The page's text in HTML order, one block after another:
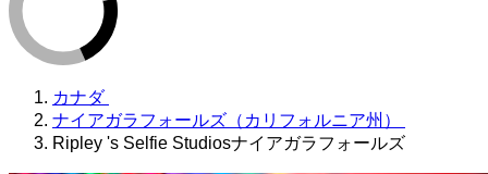
カナダ
ナイアガラフォールズ（カリフォルニア州）
Ripley 's Selfie Studiosナイアガラフォールズ